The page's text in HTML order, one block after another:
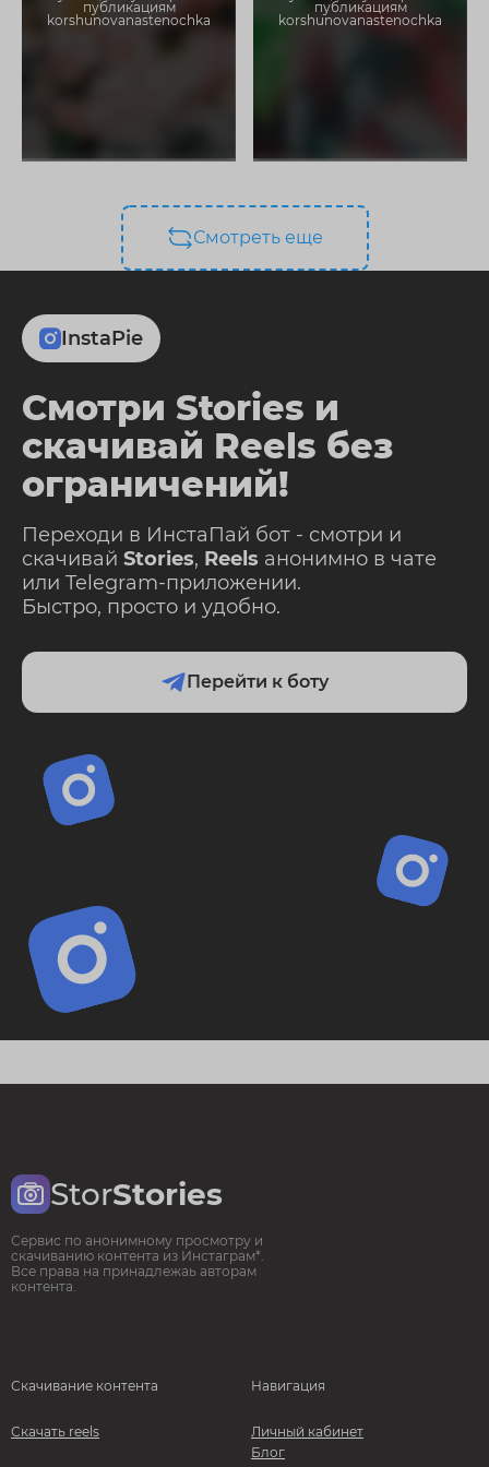
публикациям
korshunovanastenochka
публикациям
korshunovanastenochka
Смотреть еще
InstaPie
Смотри Stories и
скачивай Reels без
ограничений!
Переходи в ИнстаПай бот - смотри и
скачивай Stories, Reels анонимно в чате
или Telegram-приложении.
Быстро, просто и удобно.
Перейти к боту
StorStories
Сервис по анонимному просмотру и
скачиванию контента из Инстаграм*.
Все права на принадлежаь авторам
контента.
Скачивание контента
Скачать reels
Навигация
Личный кабинет
Блог